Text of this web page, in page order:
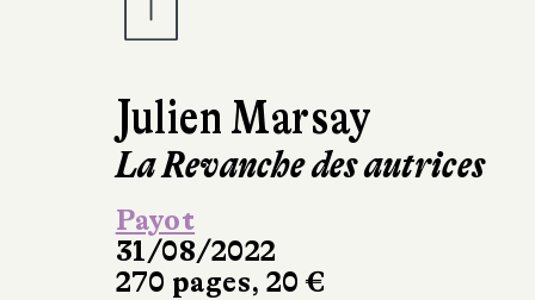
Julien Marsay
La Revanche des autrices
Payot
31/08/2022
270 pages, 20 €